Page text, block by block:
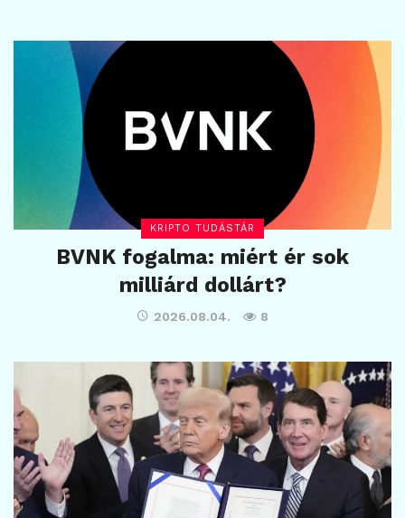
KRIPTO TUDÁSTÁR
BVNK fogalma: miért ér sok
milliárd dollárt?
2026.08.04. 8